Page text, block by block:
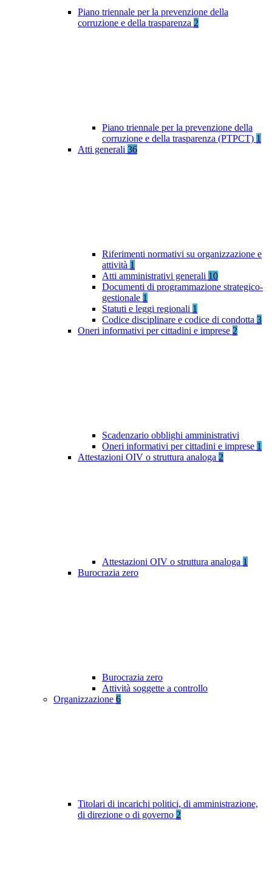
Piano triennale per la prevenzione della
corruzione e della trasparenza 2
Piano triennale per la prevenzione della
corruzione e della trasparenza (PTPCT) 1
Atti generali 36
Riferimenti normativi su organizzazione e
attività 1
Atti amministrativi generali 10
Documenti di programmazione strategico-
gestionale 1
Statuti e leggi regionali 1
Codice disciplinare e codice di condotta 3
Oneri informativi per cittadini e imprese 2
Scadenzario obblighi amministrativi
Oneri informativi per cittadini e imprese 1
Attestazioni OIV o struttura analoga 2
Attestazioni OIV o struttura analoga 1
Burocrazia zero
Burocrazia zero
Attività soggette a controllo
Organizzazione 6
Titolari di incarichi politici, di amministrazione,
di direzione o di governo 2